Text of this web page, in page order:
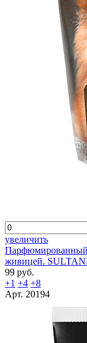
увеличить
Парфюмированный
живицей.
99 руб.
+1 +4 +8
Арт. 20194